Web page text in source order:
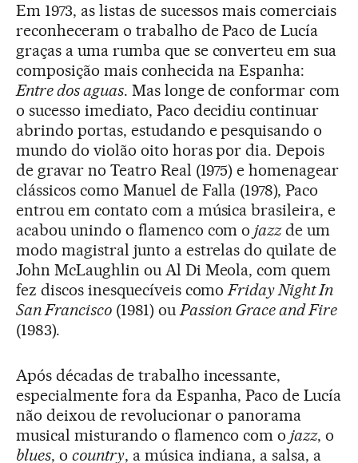
Em 1973, as listas de sucessos mais comerciais
reconheceram o trabalho de Paco de Lucía
graças a uma rumba que se converteu em sua
composição mais conhecida na Espanha:
Entre dos aguas. Mas longe de conformar com
o sucesso imediato, Paco decidiu continuar
abrindo portas, estudando e pesquisando o
mundo do violão oito horas por dia. Depois
de gravar no Teatro Real (1975) e homenagear
clássicos como Manuel de Falla (1978), Paco
entrou em contato com a música brasileira, e
acabou unindo o flamenco com ojazzde um
modo magistral junto a estrelas do quilate de
John McLaughlin ou Al Di Meola, com quem
fez discos inesquecíveis comoFriday Night In
San Francisco(1981) ouPassion Grace and Fire
(1983).
Após décadas de trabalho incessante,
especialmente fora da Espanha, Paco de Lucía
não deixou de revolucionar o panorama
musical misturando o flamenco com ojazz, o
blues, o country, a música indiana, a salsa, a